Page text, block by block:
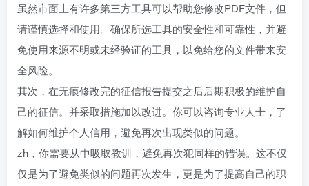
虽然市面上有许多第三方工具可以帮助您修改PDF文件，但
请谨慎选择和使用。确保所选工具的安全性和可靠性，并避
免使用来源不明或未经验证的工具，以免给您的文件带来安
全风险。
其次，在无痕修改完的征信报告提交之后后期积极的维护自
己的征信。并采取措施加以改进。你可以咨询专业人士，了
解如何维护个人信用，避免再次出现类似的问题。
zh，你需要从中吸取教训，避免再次犯同样的错误。这不仅
仅是为了避免类似的问题再次发生，更是为了提高自己的职